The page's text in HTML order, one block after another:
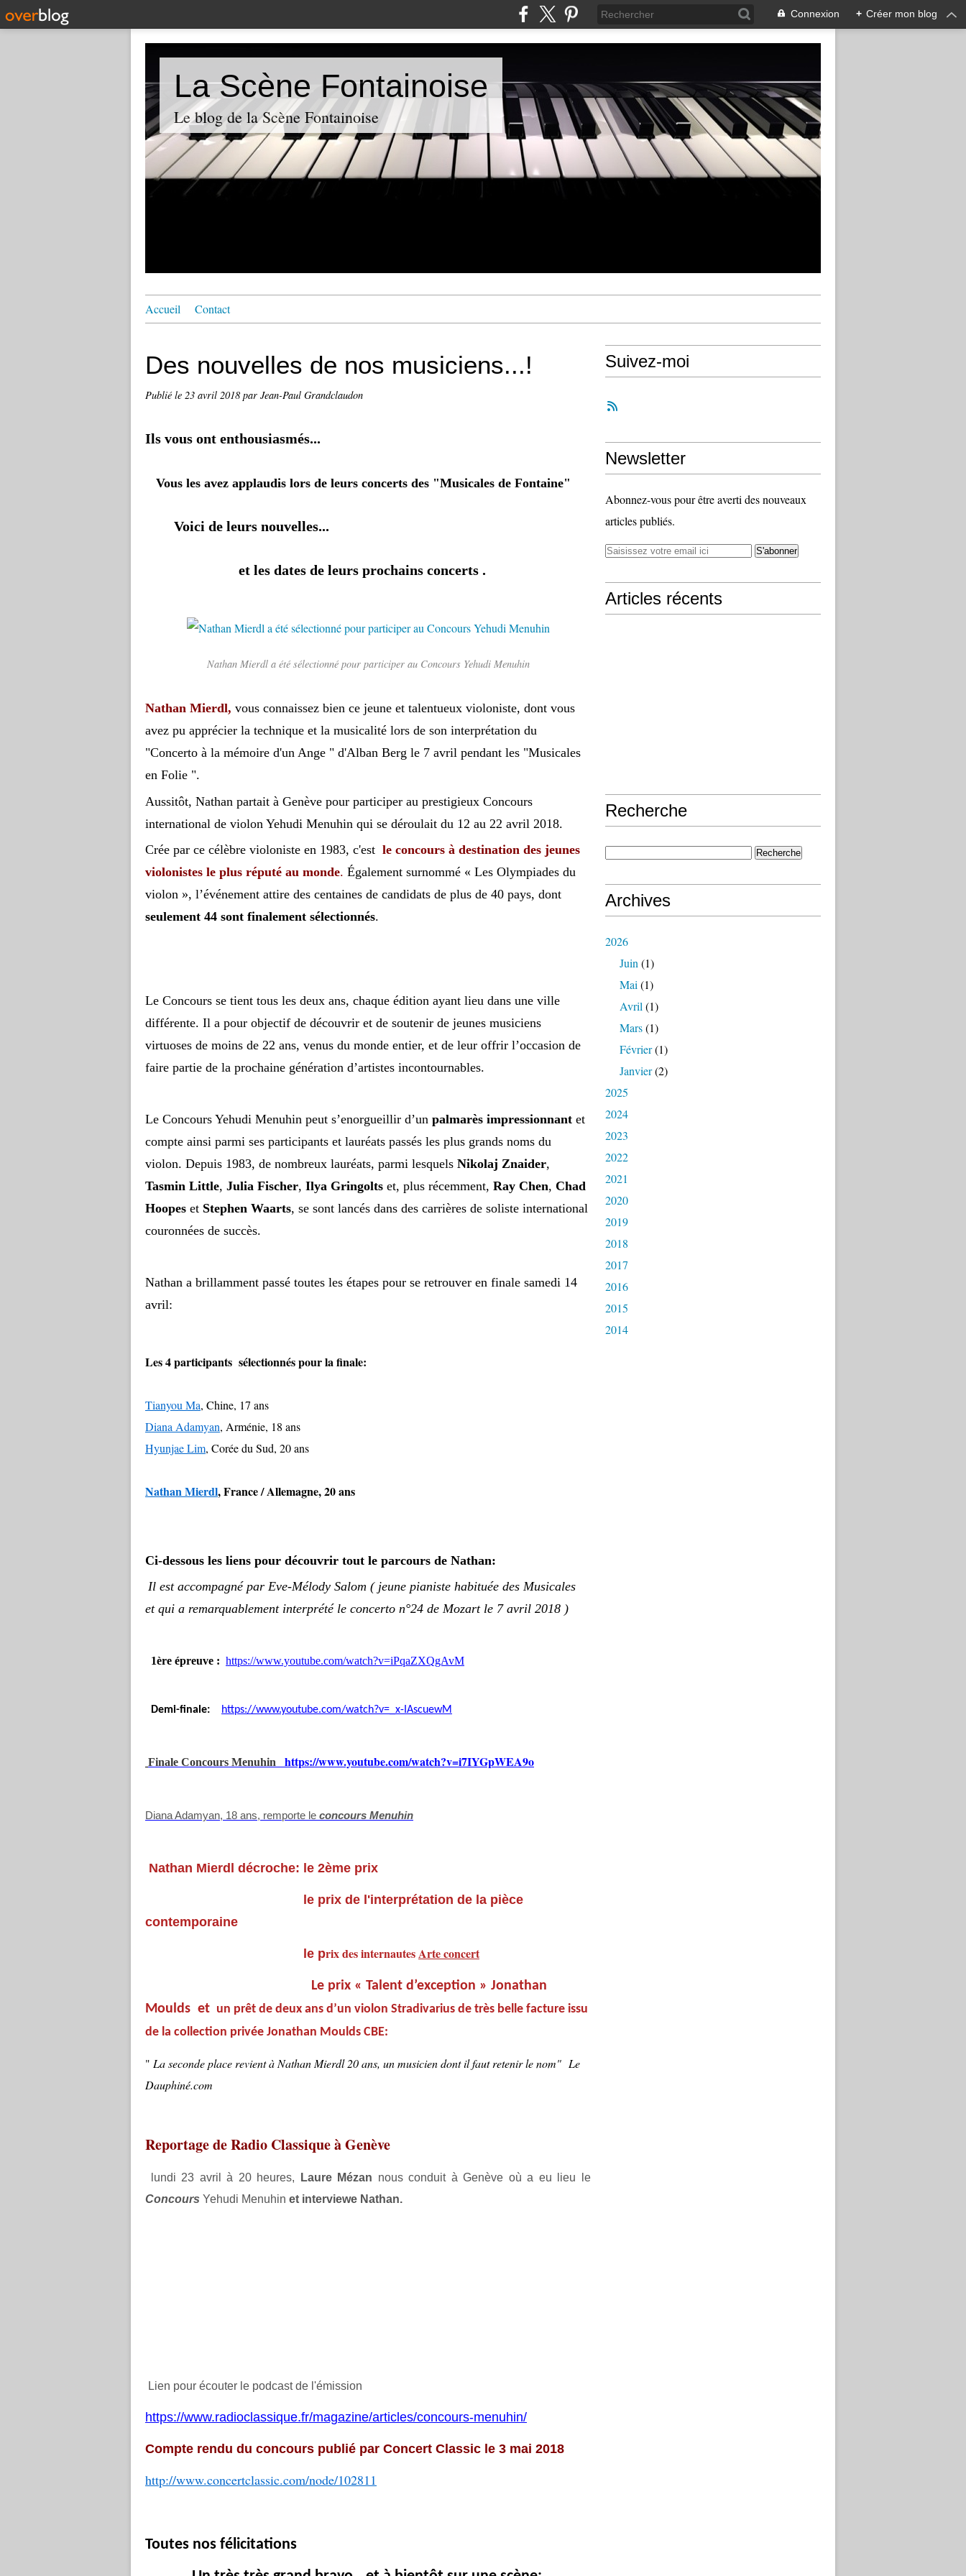
Connexion + Créer mon blog
La Scène Fontainoise
Le blog de la Scène Fontainoise
Accueil Contact
Des nouvelles de nos musiciens...!
Publié le 23 avril 2018 par Jean-Paul Grandclaudon
Ils vous ont enthousiasmés...
Vous les avez applaudis lors de leurs concerts des "Musicales de Fontaine"
Voici de leurs nouvelles...
et les dates de leurs prochains concerts .
Nathan Mierdl a été sélectionné pour participer au Concours Yehudi Menuhin
Nathan Mierdl, vous connaissez bien ce jeune et talentueux violoniste, dont vous
avez pu apprécier la technique et la musicalité lors de son interprétation du
"Concerto à la mémoire d'un Ange " d'Alban Berg le 7 avril pendant les "Musicales
en Folie ".
Aussitôt, Nathan partait à Genève pour participer au prestigieux Concours
international de violon Yehudi Menuhin qui se déroulait du 12 au 22 avril 2018.
Crée par ce célèbre violoniste en 1983, c'est le concours à destination des jeunes
violonistes le plus réputé au monde. Également surnommé « Les Olympiades du
violon », l’événement attire des centaines de candidats de plus de 40 pays, dont
seulement 44 sont finalement sélectionnés.
Le Concours se tient tous les deux ans, chaque édition ayant lieu dans une ville
différente. Il a pour objectif de découvrir et de soutenir de jeunes musiciens
virtuoses de moins de 22 ans, venus du monde entier, et de leur offrir l’occasion de
faire partie de la prochaine génération d’artistes incontournables.
Le Concours Yehudi Menuhin peut s’enorgueillir d’un palmarès impressionnant et
compte ainsi parmi ses participants et lauréats passés les plus grands noms du
violon. Depuis 1983, de nombreux lauréats, parmi lesquels Nikolaj Znaider,
Tasmin Little, Julia Fischer, Ilya Gringolts et, plus récemment, Ray Chen, Chad
Hoopes et Stephen Waarts, se sont lancés dans des carrières de soliste international
couronnées de succès.
Nathan a brillamment passé toutes les étapes pour se retrouver en finale samedi 14
avril:
Les 4 participants sélectionnés pour la finale:
Tianyou Ma, Chine, 17 ans
Diana Adamyan, Arménie, 18 ans
Hyunjae Lim, Corée du Sud, 20 ans
Nathan Mierdl, France / Allemagne, 20 ans
Ci-dessous les liens pour découvrir tout le parcours de Nathan:
Il est accompagné par Eve-Mélody Salom ( jeune pianiste habituée des Musicales
et qui a remarquablement interprété le concerto n°24 de Mozart le 7 avril 2018 )
1ère épreuve : https://www.youtube.com/watch?v=iPqaZXQgAvM
Demi-finale: https://www.youtube.com/watch?v=_x-IAscuewM
Finale Concours Menuhin https://www.youtube.com/watch?v=i7IYGpWEA9o
Diana Adamyan, 18 ans, remporte le concours Menuhin
Nathan Mierdl décroche: le 2ème prix
le prix de l'interprétation de la pièce
contemporaine
le prix des internautesArte concert
Le prix « Talent d’exception » Jonathan
Moulds et un prêt de deux ans d’un violon Stradivarius de très belle facture issu
de la collection privée Jonathan Moulds CBE:
" La seconde place revient à Nathan Mierdl 20 ans, un musicien dont il faut retenir le nom" Le
Dauphiné.com
Reportage de Radio Classique à Genève
lundi 23 avril à 20 heures, Laure Mézan nous conduit à Genève où a eu lieu le
Concours Yehudi Menuhin et interviewe Nathan.
Lien pour écouter le podcast de l'émission
https://www.radioclassique.fr/magazine/articles/concours-menuhin/
Compte rendu du concours publié par Concert Classic le 3 mai 2018
http://www.concertclassic.com/node/102811
Toutes nos félicitations
Suivez-moi
Newsletter
Abonnez-vous pour être averti des nouveaux
articles publiés.
Articles récents
Recherche
Archives
2026
Juin (1)
Mai (1)
Avril (1)
Mars(1)
Février(1)
Janvier(2)
2025
2024
2023
2022
2021
2020
2019
2018
2017
2016
2015
2014